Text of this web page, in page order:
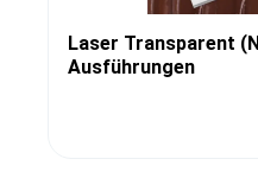
Laser Transparent
Ausführungen